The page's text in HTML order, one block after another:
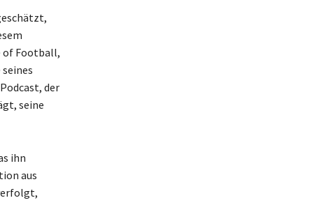
of Football,
der
seine
ihn
aus